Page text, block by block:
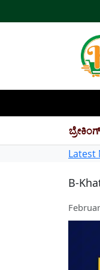
ನೀರು ಸಂಗ್ರಹ!
Latest
B-